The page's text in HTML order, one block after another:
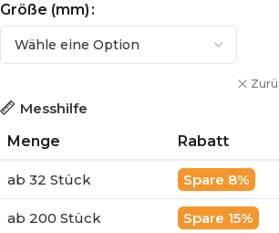
Größe (mm)
Messhilfe
Menge
Rabatt
ab 32 Stück 8%
ab 200 Stück 15%